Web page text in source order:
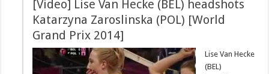
[Video] Lise Van Hecke (BEL) headshots
Katarzyna Zaroslinska (POL) [World
Grand Prix 2014]
Lise Van Hecke
(BEL)